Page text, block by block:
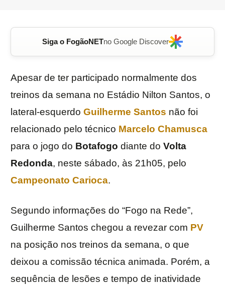
Siga o FogãoNETno Google Discover
Apesar de ter participado normalmente dos
treinos da semana no Estádio Nilton Santos, o
lateral-esquerdo Guilherme Santos não foi
relacionado pelo técnico Marcelo Chamusca
para o jogo do Botafogo diante do Volta
Redonda, neste sábado, às 21h05, pelo
Campeonato Carioca.
Segundo informações do “Fogo na Rede”,
Guilherme Santos chegou a revezar com PV
na posição nos treinos da semana, o que
deixou a comissão técnica animada. Porém, a
sequência de lesões e tempo de inatividade